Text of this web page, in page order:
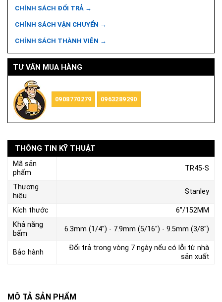
CHÍNH SÁCH ĐỔI TRẢ →
CHÍNH SÁCH VẬN CHUYỂN →
CHÍNH SÁCH THÀNH VIÊN →
TƯ VẤN MUA HÀNG
0908770279 0963289290
MÔ TẢ SẢN PHẨM
THÔNG TIN KỸ THUẬT
Mã sản
phẩm
TR45-S
Thương
hiệu
Stanley
Kích thước
6''/152MM
Khả năng
bấm
6.3mm (1/4'') - 7.9mm (5/16'') - 9.5mm (3/8'')
Bảo hành
Đổi trả trong vòng 7 ngày nếu có lỗi từ nhà
sản xuất